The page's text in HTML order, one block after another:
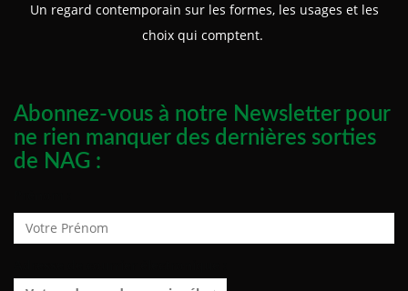
Un regard contemporain sur les formes, les usages et les
choix qui comptent.
Abonnez-vous à notre Newsletter pour
ne rien manquer des dernières sorties
de NAG :